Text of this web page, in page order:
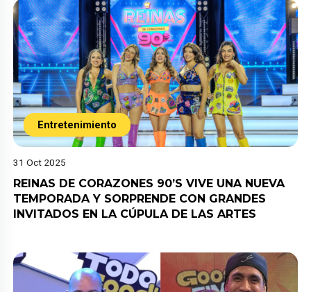
Entretenimiento
31 Oct 2025
REINAS DE CORAZONES 90’S VIVE UNA NUEVA
TEMPORADA Y SORPRENDE CON GRANDES
INVITADOS EN LA CÚPULA DE LAS ARTES